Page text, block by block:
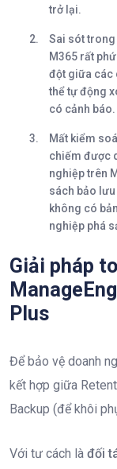
trở lại.
Sai sót trong
M365 rất
đột giữa các
thể tự động
có cảnh báo.
Mất kiểm
chiếm được
nghiệp trên
sách bảo
không có
nghiệp phá
Giải pháp
Plus
Để bảo vệ doanh
kết hợp giữa
Backup (để khôi
Với tư cách là đối